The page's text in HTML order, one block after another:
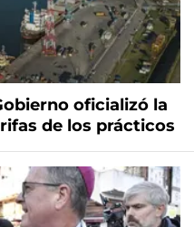
oficializó la
de los prácticos